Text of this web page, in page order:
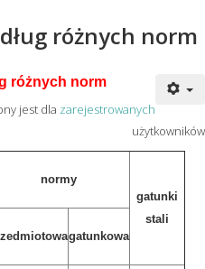
różnych norm
różnych norm
jest dla zarejestrowanych
użytkowników
normy
gatunki
stali
gatunkowa